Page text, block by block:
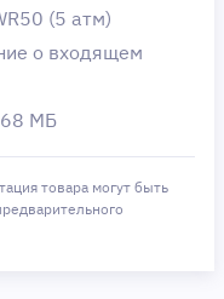
(5 атм)
о входящем
МБ
товара могут быть